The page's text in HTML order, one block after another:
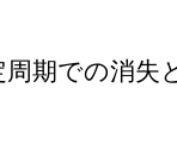
期での消失